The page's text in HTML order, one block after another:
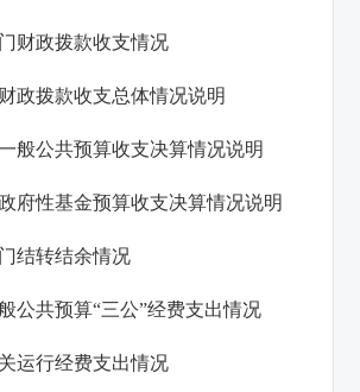
财政拨款收支情况
财政拨款收支总体情况说明
一般公共预算收支决算情况说明
政府性基金预算收支决算情况说明
结转结余情况
公共预算“三公”经费支出情况
运行经费支出情况